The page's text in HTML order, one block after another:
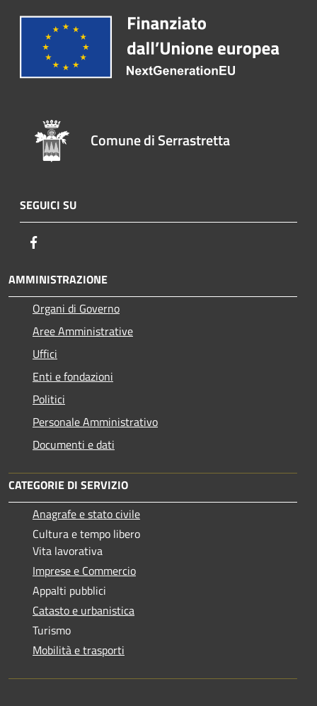
Comune di Serrastretta
SEGUICI SU
AMMINISTRAZIONE
Organi di Governo
Aree Amministrative
Uffici
Enti e fondazioni
Politici
Personale Amministrativo
Documenti e dati
CATEGORIE DI SERVIZIO
Anagrafe e stato civile
Cultura e tempo libero
Vita lavorativa
Imprese e Commercio
Appalti pubblici
Catasto e urbanistica
Turismo
Mobilità e trasporti